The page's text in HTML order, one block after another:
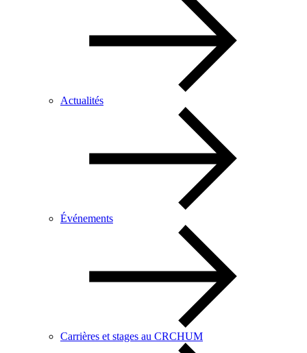
Actualités
Événements
Carrières et stages au CRCHUM